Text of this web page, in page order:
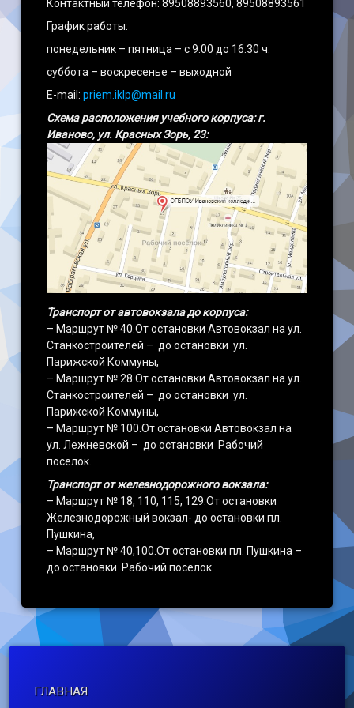
Наши достижения
Контактный телефон: 89508893560, 89508893561
График работы:
понедельник – пятница – с 9.00 до 16.30 ч.
суббота – воскресенье – выходной
E-mail:priem.iklp@mail.ru
Схема расположения учебного корпуса: г.
Иваново, ул. Красных Зорь, 23:
Транспорт от автовокзала до корпуса:
– Маршрут № 40.От остановки Автовокзал на ул.
Станкостроителей – до остановки ул.
Парижской Коммуны,
– Маршрут № 28.От остановки Автовокзал на ул.
Станкостроителей – до остановки ул.
Парижской Коммуны,
– Маршрут № 100.От остановки Автовокзал на
ул. Лежневской – до остановки Рабочий
поселок.
Транспорт от железнодорожного вокзала:
– Маршрут № 18, 110, 115, 129.От остановки
Железнодорожный вокзал- до остановки пл.
Пушкина,
– Маршрут № 40,100.От остановки пл. Пушкина –
до остановки Рабочий поселок.
ГЛАВНАЯ